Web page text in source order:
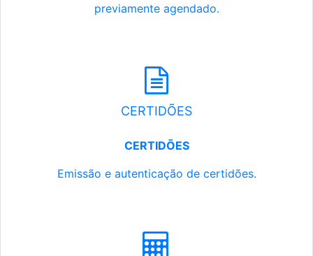
previamente agendado.
CERTIDÕES
CERTIDÕES
Emissão e autenticação de certidões.